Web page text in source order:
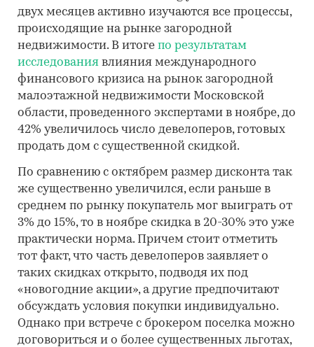
двух месяцев активно изучаются все процессы,
происходящие на рынке загородной
недвижимости. В итоге по результатам
исследования влияния международного
финансового кризиса на рынок загородной
малоэтажной недвижимости Московской
области, проведенного экспертами в ноябре, до
42% увеличилось число девелоперов, готовых
продать дом с существенной скидкой.
По сравнению с октябрем размер дисконта так
же существенно увеличился, если раньше в
среднем по рынку покупатель мог выиграть от
3% до 15%, то в ноябре скидка в 20-30% это уже
практически норма. Причем стоит отметить
тот факт, что часть девелоперов заявляет о
таких скидках открыто, подводя их под
«новогодние акции», а другие предпочитают
обсуждать условия покупки индивидуально.
Однако при встрече с брокером поселка можно
договориться и о более существенных льготах,